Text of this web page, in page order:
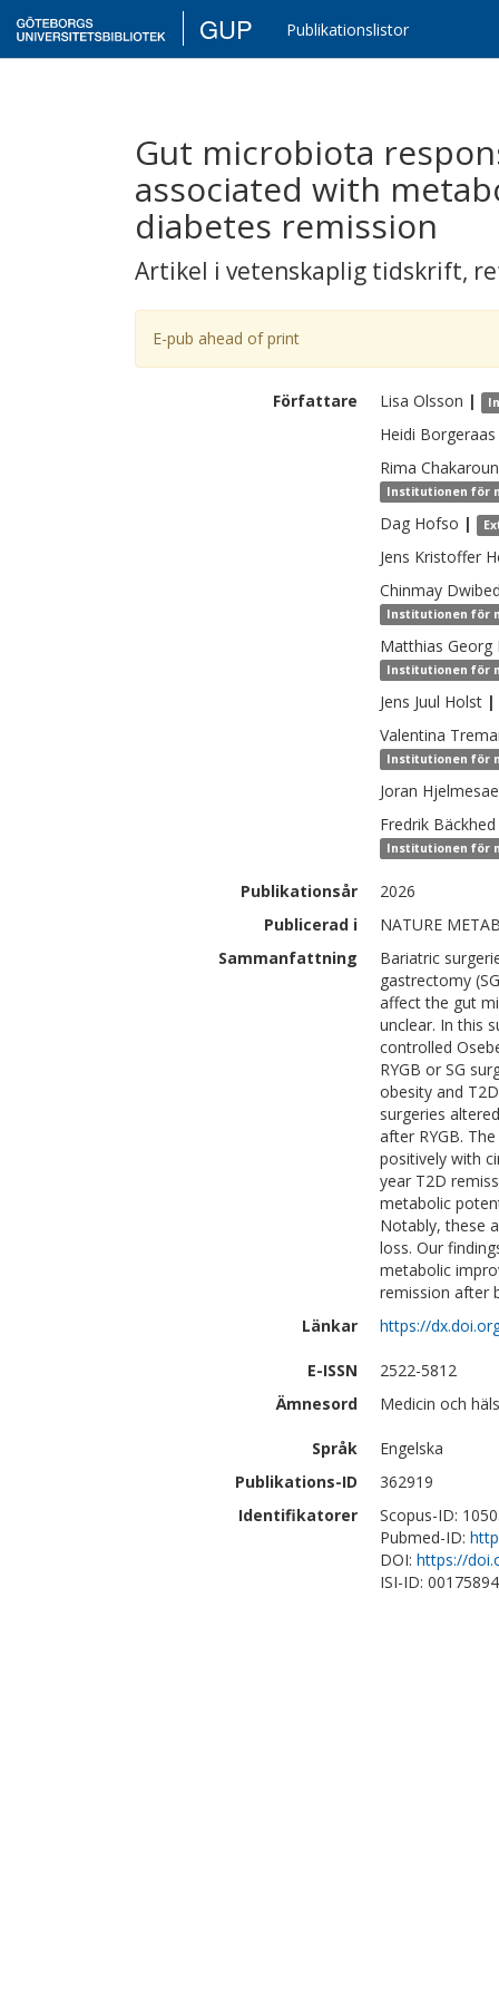
GUP Publikationslistor
Gut microbiota
associated with
diabetes remission
Artikel i vetenskaplig tidskrift,
E-pub ahead of print
Författare Lisa Olsson |
Heidi Borgeraas
Rima Chakaroun
Institutionen för
Dag Hofso |
Jens Kristoffer
Chinmay
Institutionen för
Matthias Georg
Institutionen för
Jens Juul Holst |
Valentina
Institutionen för
Joran
Fredrik Bäckhed
Institutionen för
Publikationsår
2026
Publicerad i
NATURE
Sammanfattning
Bariatric
gastrectomy
affect the gut
unclear. In this
controlled
RYGB or SG
obesity and
surgeries
after RYGB.
positively with
year T2D
metabolic
Notably, these
loss. Our
metabolic
remission after
Länkar
https://
E-ISSN
2522-5812
Ämnesord
Medicin och
Språk
Engelska
Publikations-ID
362919
Identifikatorer
Scopus-ID:
Pubmed-ID:
DOI: https://
ISI-ID: